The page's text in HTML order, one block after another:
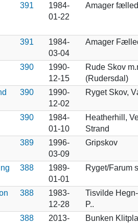
391
1984-
01-22
Amager fælled
391
1984-
03-04
Amager
390
1990-
12-15
Rude Skov
(Rudersdal)
390
1990-
12-02
Ryget Skov,
390
1984-
01-10
Heatherhill,
Strand
389
1996-
03-09
Gripskov
388
1989-
01-01
Ryget/Farum
388
1983-
12-28
Tisvilde
P..
388
2013-
Bunken